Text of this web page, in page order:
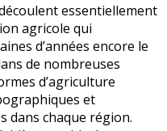
essentiellement
agricole qui
d’années encore le
de nombreuses
d’agriculture
et
dans chaque région.